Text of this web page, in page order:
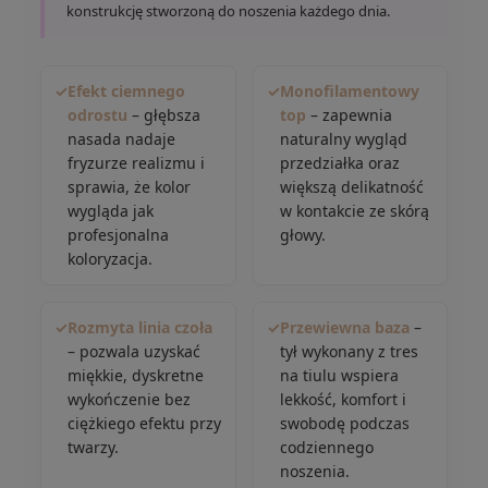
konstrukcję stworzoną do noszenia każdego dnia.
✓Efekt ciemnego
odrostu – głębsza
nasada nadaje
fryzurze realizmu i
sprawia, że kolor
wygląda jak
profesjonalna
koloryzacja.
✓Monofilamentowy
top – zapewnia
naturalny wygląd
przedziałka oraz
większą delikatność
w kontakcie ze skórą
głowy.
✓Rozmyta linia czoła
– pozwala uzyskać
miękkie, dyskretne
wykończenie bez
ciężkiego efektu przy
twarzy.
✓Przewiewna baza –
tył wykonany z tres
na tiulu wspiera
lekkość, komfort i
swobodę podczas
codziennego
noszenia.